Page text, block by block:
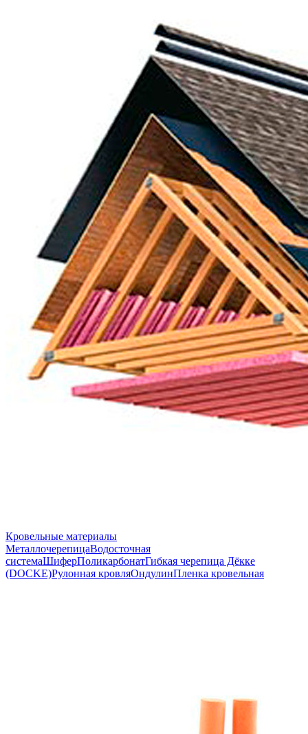
Кровельные материалы
МеталлочерепицаВодосточная
системаШиферПоликарбонатГибкая черепица Дёкке
(DOCKE)Рулонная кровляОндулинПленка кровельная